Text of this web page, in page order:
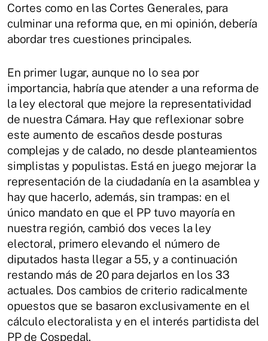
Cortes como en las Cortes Generales, para
culminar una reforma que, en mi opinión, debería
abordar tres cuestiones principales.
En primer lugar, aunque no lo sea por
importancia, habría que atender a una reforma de
la ley electoral que mejore la representatividad
de nuestra Cámara. Hay que reflexionar sobre
este aumento de escaños desde posturas
complejas y de calado, no desde planteamientos
simplistas y populistas. Está en juego mejorar la
representación de la ciudadanía en la asamblea y
hay que hacerlo, además, sin trampas: en el
único mandato en que el PP tuvo mayoría en
nuestra región, cambió dos veces la ley
electoral, primero elevando el número de
diputados hasta llegar a 55, y a continuación
restando más de 20 para dejarlos en los 33
actuales. Dos cambios de criterio radicalmente
opuestos que se basaron exclusivamente en el
cálculo electoralista y en el interés partidista del
PP de Cospedal.